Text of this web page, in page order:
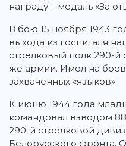
награду – медаль «За
В бою 15 ноября 1943
выхода из госпиталя
стрелковый полк 290-й
же армии. Имел на
захваченных «языков».
К июню 1944 года
командовал взводом
290-й стрелковой
Белорусского фронта.